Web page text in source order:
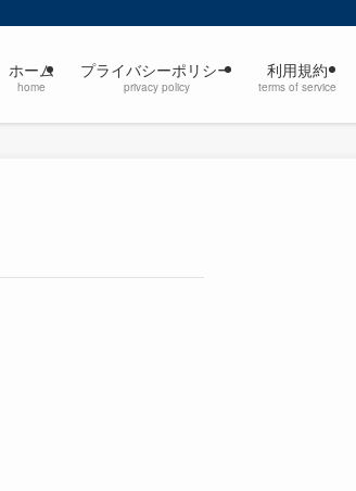
ホーム
home
プライバシーポリシー
privacy policy
利用規約
terms of service